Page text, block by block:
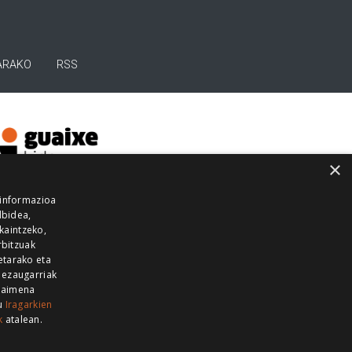
RSS
GUKA
×
eta
Iragarkien
atalean.